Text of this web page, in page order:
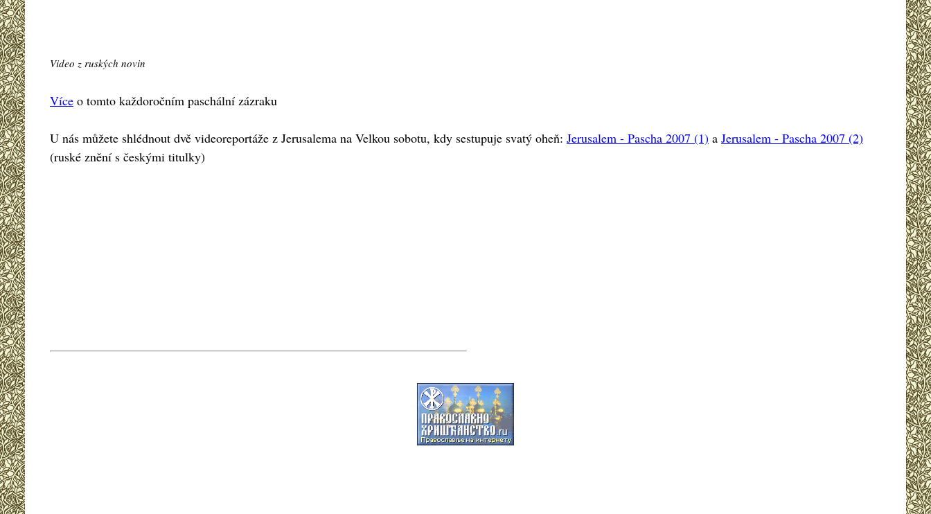
Video z ruských novin
Více o tomto každoročním paschální zázraku
U nás můžete shlédnout dvě videoreportáže z Jerusalema na Velkou sobotu, kdy sestupuje svatý oheň: Jerusalem - Pascha 2007 (1) a Jerusalem - Pascha 2007 (2)
(ruské znění s českými titulky)